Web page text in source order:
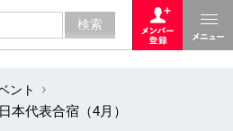
ント
本代表合宿（4月）